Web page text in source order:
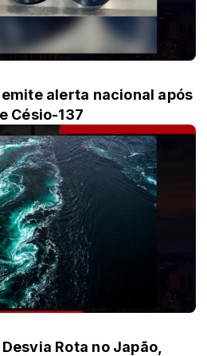
alerta nacional após
Césio-137
Rota no Japão,